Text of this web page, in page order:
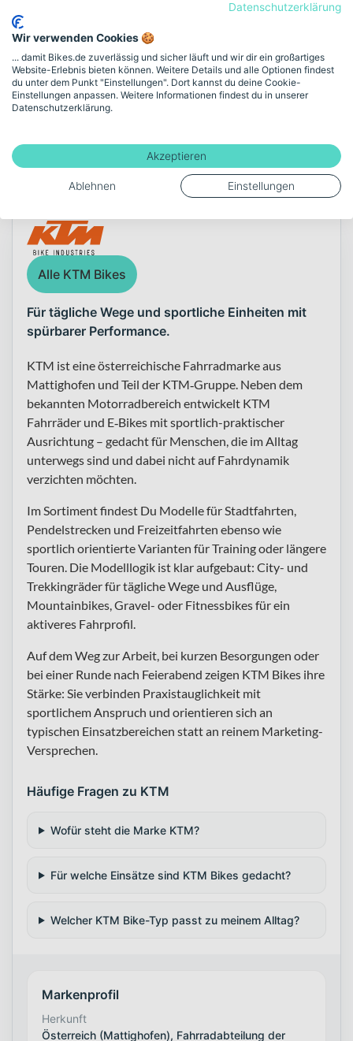
Über die Marke KTM
Alle KTM Bikes
Für tägliche Wege und sportliche Einheiten mit
spürbarer Performance.
KTM ist eine österreichische Fahrradmarke aus
Mattighofen und Teil der KTM‑Gruppe. Neben dem
bekannten Motorradbereich entwickelt KTM
Fahrräder und E‑Bikes mit sportlich-praktischer
Ausrichtung – gedacht für Menschen, die im Alltag
unterwegs sind und dabei nicht auf Fahrdynamik
verzichten möchten.
Im Sortiment findest Du Modelle für Stadtfahrten,
Pendelstrecken und Freizeitfahrten ebenso wie
sportlich orientierte Varianten für Training oder längere
Touren. Die Modelllogik ist klar aufgebaut: City- und
Trekkingräder für tägliche Wege und Ausflüge,
Mountainbikes, Gravel- oder Fitnessbikes für ein
aktiveres Fahrprofil.
Auf dem Weg zur Arbeit, bei kurzen Besorgungen oder
bei einer Runde nach Feierabend zeigen KTM Bikes ihre
Stärke: Sie verbinden Praxistauglichkeit mit
sportlichem Anspruch und orientieren sich an
typischen Einsatzbereichen statt an reinem Marketing-
Versprechen.
Häufige Fragen zu KTM
Wofür steht die Marke KTM?
Für welche Einsätze sind KTM Bikes gedacht?
Welcher KTM Bike-Typ passt zu meinem Alltag?
Markenprofil
Herkunft
Österreich (Mattighofen), Fahrradabteilung der
Datenschutzerklärung
Wir verwenden Cookies 🍪
... damit Bikes.de zuverlässig und sicher läuft und wir dir ein großartiges
Website-Erlebnis bieten können. Weitere Details und alle Optionen findest
du unter dem Punkt "Einstellungen". Dort kannst du deine Cookie-
Einstellungen anpassen. Weitere Informationen findest du in unserer
Datenschutzerklärung.
Akzeptieren
Ablehnen Einstellungen